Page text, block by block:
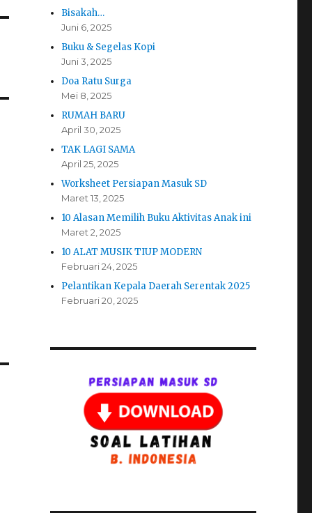
Bisakah…
Juni 6, 2025
Buku & Segelas Kopi
Juni 3, 2025
Doa Ratu Surga
Mei 8, 2025
RUMAH BARU
April 30, 2025
TAK LAGI SAMA
April 25, 2025
Worksheet Persiapan Masuk SD
Maret 13, 2025
10 Alasan Memilih Buku Aktivitas Anak ini
Maret 2, 2025
10 ALAT MUSIK TIUP MODERN
Februari 24, 2025
Pelantikan Kepala Daerah Serentak 2025
Februari 20, 2025